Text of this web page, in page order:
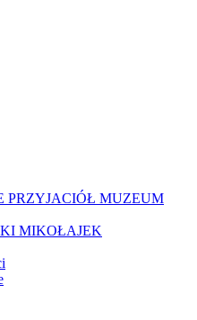
PRZYJACIÓŁ MUZEUM
MIKOŁAJEK